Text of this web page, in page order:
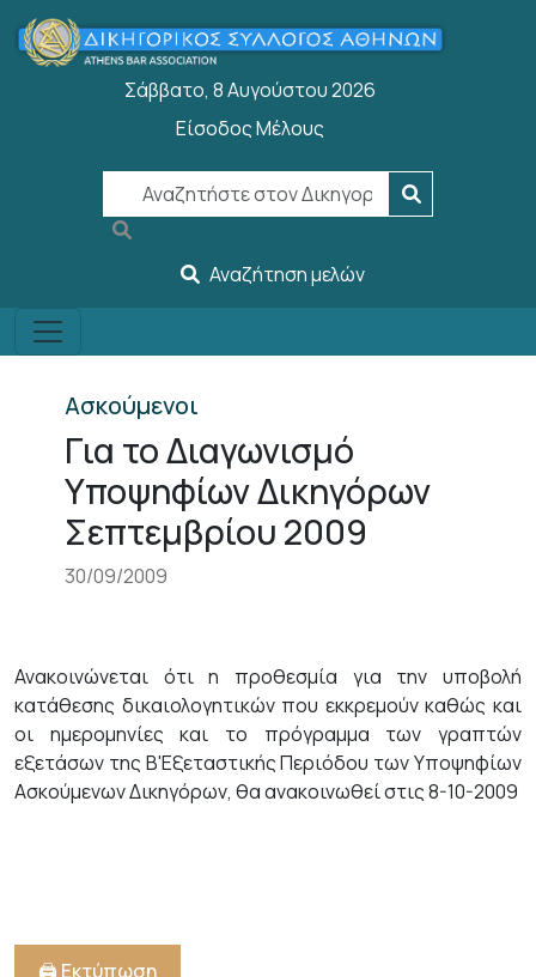
Παράκαμψη προς το κυρίως περιεχόμενο
Σάββατο, 8 Αυγούστου 2026
User account menu
Είσοδος Μέλους
Αναζήτηση μελών
Ασκούμενοι
Για το Διαγωνισμό
Υποψηφίων Δικηγόρων
Σεπτεμβρίου 2009
30/09/2009
Ανακοινώνεται ότι η προθεσμία για την υποβολή
κατάθεσης δικαιολογητικών που εκκρεμούν καθώς και
οι ημερομηνίες και το πρόγραμμα των γραπτών
εξετάσων της Β'Εξεταστικής Περιόδου των Υποψηφίων
Ασκούμενων Δικηγόρων, θα ανακοινωθεί στις 8-10-2009
🖨️ Εκτύπωση